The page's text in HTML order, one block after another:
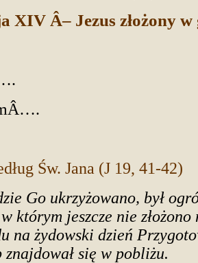
XIV Â– Jezus złożony
Św. Jana (J 19, 41-42)
Go ukrzyżowano, był
którym jeszcze nie
na żydowski dzień
znajdował się w pobliżu.